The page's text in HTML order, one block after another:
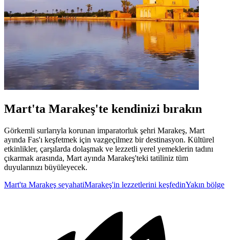
Mart'ta Marakeş'te kendinizi bırakın
Görkemli surlarıyla korunan imparatorluk şehri Marakeş, Mart
ayında Fas'ı keşfetmek için vazgeçilmez bir destinasyon. Kültürel
etkinlikler, çarşılarda dolaşmak ve lezzetli yerel yemeklerin tadını
çıkarmak arasında, Mart ayında Marakeş'teki tatiliniz tüm
duyularınızı büyüleyecek.
Mart'ta Marakeş seyahatiMarakeş'in lezzetlerini keşfedinYakın bölge